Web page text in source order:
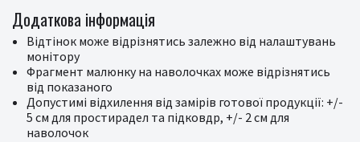
Додаткова інформація
Відтінок може відрізнятись залежно від налаштувань
монітору
Фрагмент малюнку на наволочках може відрізнятись
від показаного
Допустимі відхилення від замірів готової продукції: +/-
5 см для простирадел та підковдр, +/- 2 см для
наволочок